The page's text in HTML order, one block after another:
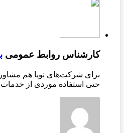
کارشناس روابط عمومی
برای شرکت‌های نوپا هم
حتی استفاده موردی از